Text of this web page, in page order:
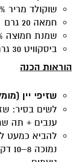
שוקולד מריר 70-85% 100 גרם
חמאה 20 גרם
שמנת חמוצה 9% 50 גרם
ביסקוויט 30 גרם
הוראות הכנה
שזיפי יין
לשים בסיר:
ענבים + תה
להביא כמעט